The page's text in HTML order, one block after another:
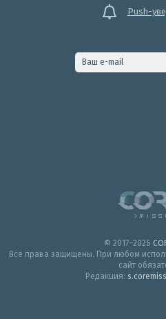
Push-
© 2017–2026
Все права защищены. При любом
сайт
Редакция: